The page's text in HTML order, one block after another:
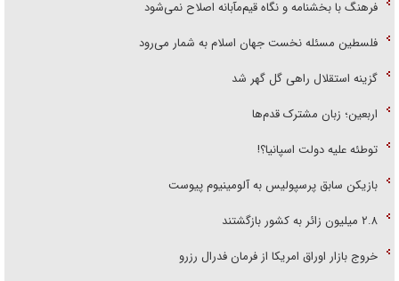
فرهنگ با بخشنامه و نگاه قیم‌مآبانه اصلاح نمی‌شود
فلسطین مسئله نخست جهان اسلام به شمار می‌رود
گزینه استقلال راهی گل گهر شد
اربعین؛ زبان مشترک قدم‌ها
توطئه علیه دولت اسپانیا؟!
بازیکن سابق پرسپولیس به آلومینیوم پیوست
۲.۸ میلیون زائر به کشور بازگشتند
خروج بازار اوراق امریکا از فرمان فدرال رزرو